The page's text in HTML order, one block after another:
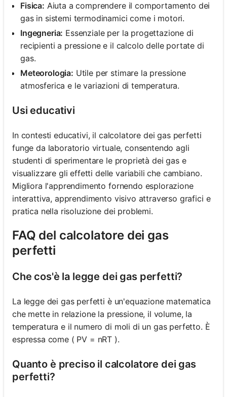
Fisica: Aiuta a comprendere il comportamento dei
gas in sistemi termodinamici come i motori.
Ingegneria: Essenziale per la progettazione di
recipienti a pressione e il calcolo delle portate di
gas.
Meteorologia: Utile per stimare la pressione
atmosferica e le variazioni di temperatura.
Usi educativi
In contesti educativi, il calcolatore dei gas perfetti
funge da laboratorio virtuale, consentendo agli
studenti di sperimentare le proprietà dei gas e
visualizzare gli effetti delle variabili che cambiano.
Migliora l'apprendimento fornendo esplorazione
interattiva, apprendimento visivo attraverso grafici e
pratica nella risoluzione dei problemi.
FAQ del calcolatore dei gas
perfetti
Che cos'è la legge dei gas perfetti?
La legge dei gas perfetti è un'equazione matematica
che mette in relazione la pressione, il volume, la
temperatura e il numero di moli di un gas perfetto. È
espressa come ( PV = nRT ).
Quanto è preciso il calcolatore dei gas
perfetti?